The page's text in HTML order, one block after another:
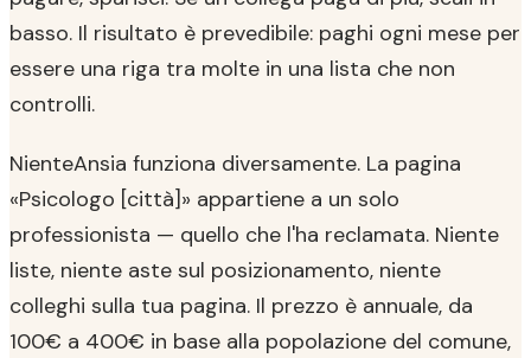
basso. Il risultato è prevedibile: paghi ogni mese per
essere una riga tra molte in una lista che non
controlli.
NienteAnsia funziona diversamente. La pagina
«Psicologo [città]» appartiene a un solo
professionista — quello che l'ha reclamata. Niente
liste, niente aste sul posizionamento, niente
colleghi sulla tua pagina. Il prezzo è annuale, da
100€ a 400€ in base alla popolazione del comune,